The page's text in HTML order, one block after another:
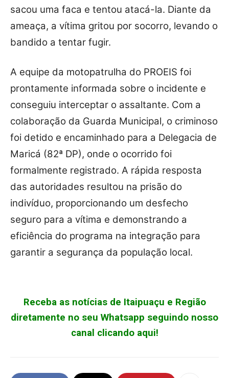
sacou uma faca e tentou atacá-la. Diante da
ameaça, a vítima gritou por socorro, levando o
bandido a tentar fugir.
A equipe da motopatrulha do PROEIS foi
prontamente informada sobre o incidente e
conseguiu interceptar o assaltante. Com a
colaboração da Guarda Municipal, o criminoso
foi detido e encaminhado para a Delegacia de
Maricá (82ª DP), onde o ocorrido foi
formalmente registrado. A rápida resposta
das autoridades resultou na prisão do
indivíduo, proporcionando um desfecho
seguro para a vítima e demonstrando a
eficiência do programa na integração para
garantir a segurança da população local.
Receba as notícias de Itaipuaçu e Região
diretamente no seu Whatsapp seguindo nosso
canal clicando aqui!